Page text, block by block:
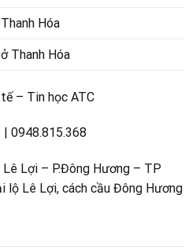
Hóa
Thanh Hóa
– Tin học ATC
|0948.815.368
Lợi – P.Đông Hương – TP
lộ Lê Lợi, cách cầu Đông Hương